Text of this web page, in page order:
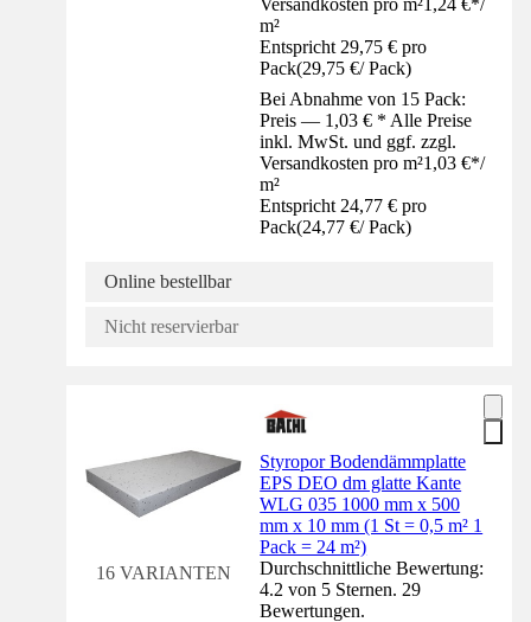
m²
Entspricht 29,75 € pro
Pack(29,75 €/ Pack)
Bei Abnahme von 15 Pack:
Preis — 1,03 € * Alle Preise
inkl. MwSt. und ggf. zzgl.
Versandkosten pro m²1,03 €*/
m²
Entspricht 24,77 € pro
Pack(24,77 €/ Pack)
Online bestellbar
Nicht reservierbar
16 VARIANTEN
Styropor Bodendämmplatte
EPS DEO dm glatte Kante
WLG 035 1000 mm x 500
mm x 10 mm (1 St = 0,5 m² 1
Pack = 24 m²)
Durchschnittliche Bewertung:
4.2 von 5 Sternen. 29
Bewertungen.